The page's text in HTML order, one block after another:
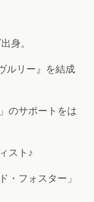
身。
ルリー』を結成
のサポートをは
スト♪
・フォスター」